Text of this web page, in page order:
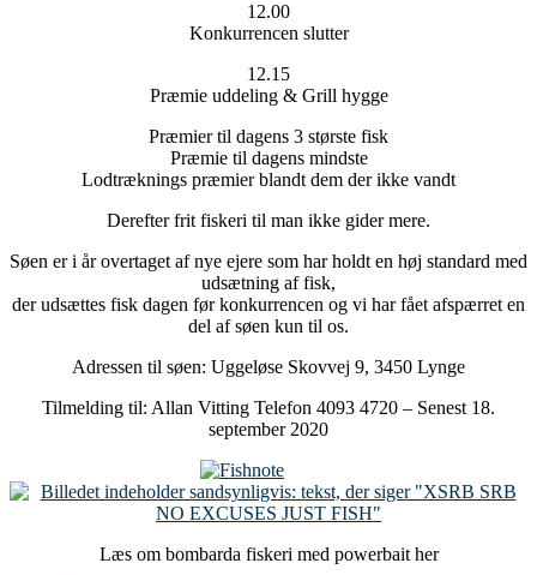
12.00
Konkurrencen slutter
12.15
Præmie uddeling & Grill hygge
Præmier til dagens 3 største fisk
Præmie til dagens mindste
Lodtræknings præmier blandt dem der ikke vandt
Derefter frit fiskeri til man ikke gider mere.
Søen er i år overtaget af nye ejere som har holdt en høj standard med
udsætning af fisk,
der udsættes fisk dagen før konkurrencen og vi har fået afspærret en
del af søen kun til os.
Adressen til søen: Uggeløse Skovvej 9, 3450 Lynge
Tilmelding til: Allan Vitting Telefon 4093 4720 – Senest 18.
september 2020
Læs om bombarda fiskeri med powerbait her